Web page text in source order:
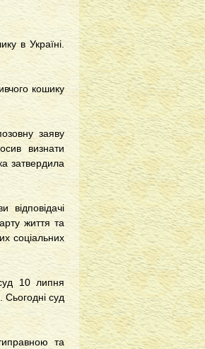
в Україні.
кошику
заяву
визнати
затвердила
життя та
соціальних
10 липня
Сьогодні суд
та